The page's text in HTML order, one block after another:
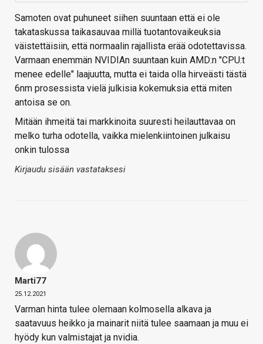
Samoten ovat puhuneet siihen suuntaan että ei ole
takataskussa taikasauvaa millä tuotantovaikeuksia
väistettäisiin, että normaalin rajallista erää odotettavissa.
Varmaan enemmän NVIDIAn suuntaan kuin AMD:n "CPU:t
menee edelle" laajuutta, mutta ei taida olla hirveästi tästä
6nm prosessista vielä julkisia kokemuksia että miten
antoisa se on.
Mitään ihmeitä tai markkinoita suuresti heilauttavaa on
melko turha odotella, vaikka mielenkiintoinen julkaisu
onkin tulossa
Kirjaudu sisään vastataksesi
Marti77
25.12.2021
Varman hinta tulee olemaan kolmosella alkava ja
saatavuus heikko ja mainarit niitä tulee saamaan ja muu ei
hyödy kun valmistajat ja nvidia.